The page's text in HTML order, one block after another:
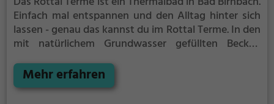
Einfach mal entspannen und den Alltag hinter sich
lassen - genau das kannst du im Rottal Terme. In den
mit natürlichem Grundwasser gefüllten Becken
und deine Akkus wieder aufladen. Besonders gut:
das Thermalwasser regt den Kreislauf an und
Mehr erfahren